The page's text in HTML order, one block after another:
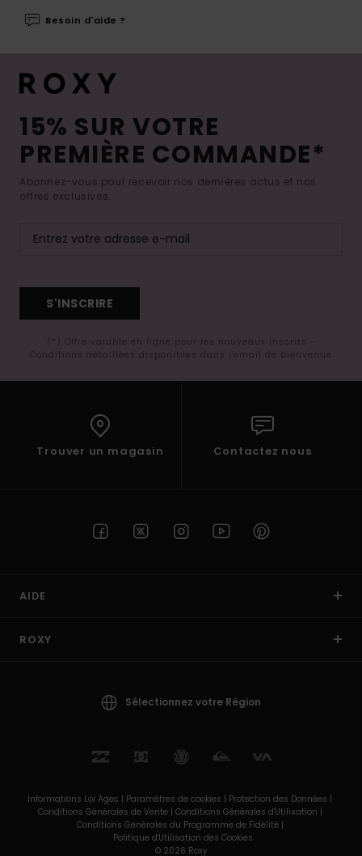
Besoin d'aide ?
15% SUR VOTRE
PREMIÈRE COMMANDE*
Abonnez-vous pour recevoir nos dernières actus et nos
offres exclusives.
S'INSCRIRE
(*) Offre valable en ligne pour les nouveaux inscrits -
Conditions détaillées disponibles dans l'email de bienvenue
Trouver un magasin Contactez nous
AIDE
ROXY
Sélectionnez votre Région
Informations Loi Agec | Paramètres de cookies | Protection des Données |
Conditions Générales de Vente | Conditions Générales d'Utilisation |
Conditions Générales du Programme de Fidélité |
Politique d'Utilisation des Cookies
© 2026 Roxy